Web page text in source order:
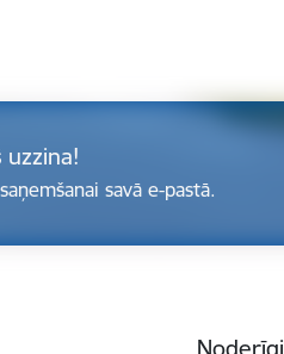
uzzina!
savā e-pastā.
Noderīgi